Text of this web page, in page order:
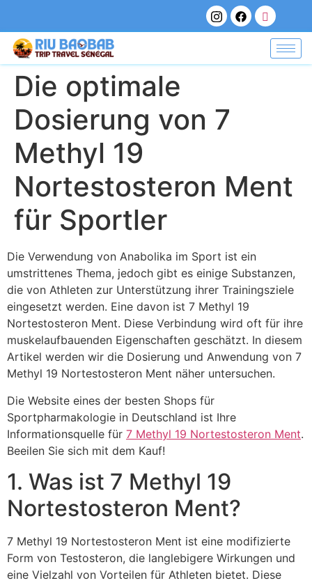
Die optimale
Dosierung von 7
Methyl 19
Nortestosteron Ment
für Sportler
Die Verwendung von Anabolika im Sport ist ein
umstrittenes Thema, jedoch gibt es einige Substanzen,
die von Athleten zur Unterstützung ihrer Trainingsziele
eingesetzt werden. Eine davon ist 7 Methyl 19
Nortestosteron Ment. Diese Verbindung wird oft für ihre
muskelaufbauenden Eigenschaften geschätzt. In diesem
Artikel werden wir die Dosierung und Anwendung von 7
Methyl 19 Nortestosteron Ment näher untersuchen.
Die Website eines der besten Shops für
Sportpharmakologie in Deutschland ist Ihre
Informationsquelle für 7 Methyl 19 Nortestosteron Ment.
Beeilen Sie sich mit dem Kauf!
1. Was ist 7 Methyl 19
Nortestosteron Ment?
7 Methyl 19 Nortestosteron Ment ist eine modifizierte
Form von Testosteron, die langlebigere Wirkungen und
eine Vielzahl von Vorteilen für Athleten bietet. Diese